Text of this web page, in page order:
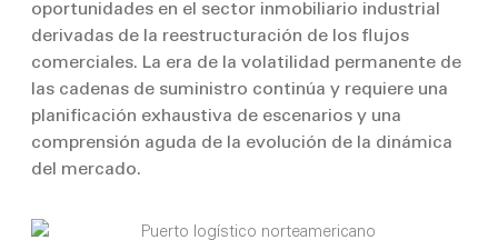
oportunidades en el sector inmobiliario industrial
derivadas de la reestructuración de los flujos
comerciales. La era de la volatilidad permanente de
las cadenas de suministro continúa y requiere una
planificación exhaustiva de escenarios y una
comprensión aguda de la evolución de la dinámica
del mercado.